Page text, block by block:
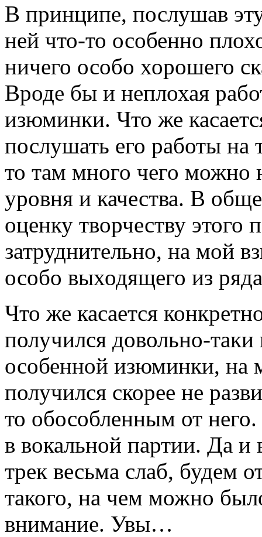
В принципе, послушав
ней что-то особенно
ничего особо хорошего
Вроде бы и неплохая
изюминки. Что же
послушать его работы на
то там много чего можно
уровня и качества. В
оценку творчеству этого
затруднительно, на мой
особо выходящего из
Что же касается
получился довольно-
особенной изюминки, на
получился скорее не
то обособленным от
в вокальной партии. Да и
трек весьма слаб, будем
такого, на чем можно
внимание. Увы…